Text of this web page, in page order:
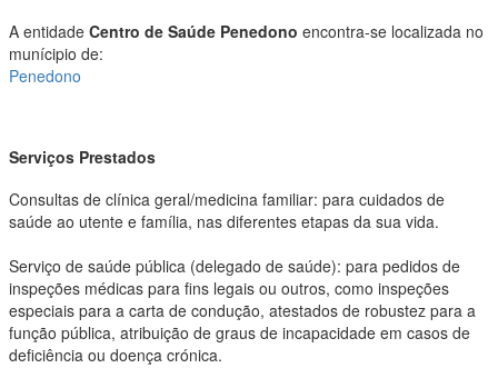
A entidade Centro de Saúde Penedono encontra-se localizada no
munícipio de:
Penedono
Serviços Prestados
Consultas de clínica geral/medicina familiar: para cuidados de
saúde ao utente e família, nas diferentes etapas da sua vida.
Serviço de saúde pública (delegado de saúde): para pedidos de
inspeções médicas para fins legais ou outros, como inspeções
especiais para a carta de condução, atestados de robustez para a
função pública, atribuição de graus de incapacidade em casos de
deficiência ou doença crónica.